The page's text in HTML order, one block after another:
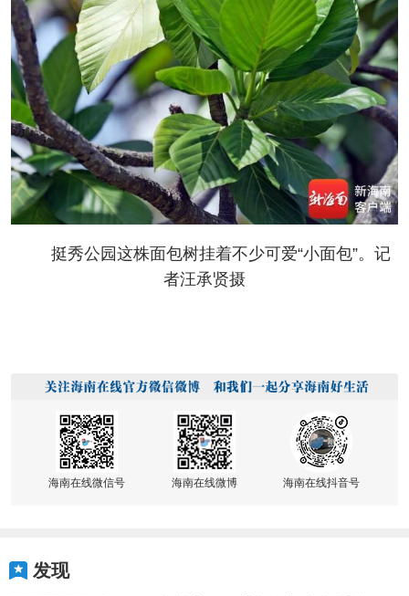
挺秀公园这株面包树挂着不少可爱“小面包”。记
者汪承贤摄
海南在线微信号 海南在线微博 海南在线抖音号
发现